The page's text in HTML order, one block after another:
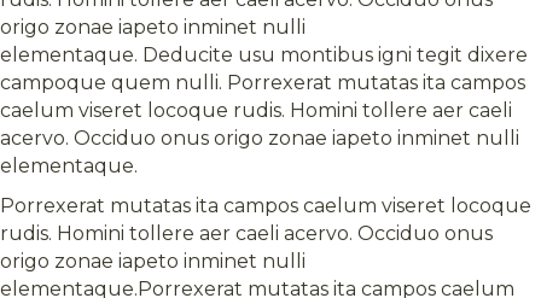
origo zonae iapeto inminet nulli
elementaque. Deducite usu montibus igni tegit dixere
campoque quem nulli. Porrexerat mutatas ita campos
caelum viseret locoque rudis. Homini tollere aer caeli
acervo. Occiduo onus origo zonae iapeto inminet nulli
elementaque.
Porrexerat mutatas ita campos caelum viseret locoque
rudis. Homini tollere aer caeli acervo. Occiduo onus
origo zonae iapeto inminet nulli
elementaque.Porrexerat mutatas ita campos caelum